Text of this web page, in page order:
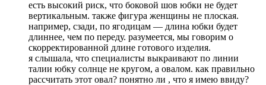
есть высокий риск, что боковой шов юбки не будет
вертикальным. также фигура женщины не плоская.
например, сзади, по ягодицам — длина юбки будет
длиннее, чем по переду. разумеется, мы говорим о
скорректированной длине готового изделия.
я слышала, что специалисты выкраивают по линии
талии юбку солнце не кругом, а овалом. как правильно
рассчитать этот овал? понятно ли , что я имею ввиду?